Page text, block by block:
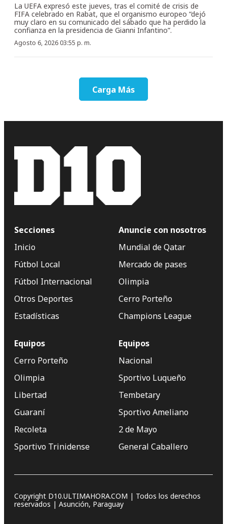
La UEFA expresó este jueves, tras el comité de crisis de
FIFA celebrado en Rabat, que el organismo europeo “dejó
muy claro en su comunicado del sábado que ha perdido la
confianza en la presidencia de Gianni Infantino”.
Agosto 6, 2026 03:55 p. m.
Carga Más
Secciones
Inicio
Fútbol Local
Fútbol Internacional
Otros Deportes
Estadísticas
Anuncie con nosotros
Mundial de Qatar
Mercado de pases
Olimpia
Cerro Porteño
Champions League
Equipos
Cerro Porteño
Olimpia
Libertad
Guaraní
Recoleta
Sportivo Trinidense
Equipos
Nacional
Sportivo Luqueño
Tembetary
Sportivo Ameliano
2 de Mayo
General Caballero
Copyright D10.ULTIMAHORA.COM | Todos los derechos
reservados | Asunción, Paraguay